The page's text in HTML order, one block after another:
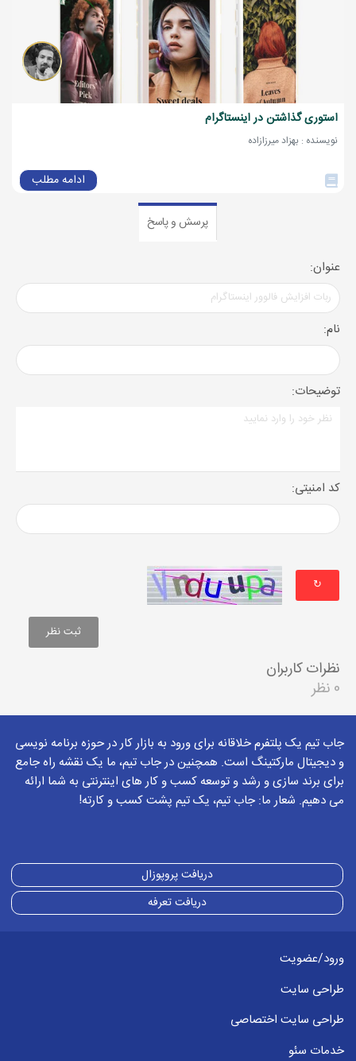
استوری گذاشتن در اینستاگرام
نویسنده : بهزاد میرزازاده
ادامه مطلب
پرسش و پاسخ
عنوان:
نام:
توضیحات:
کد امنیتی:
↻
نظرات کاربران
0 نظر
جاب تیم یک پلتفرم خلاقانه برای ورود به بازار کار در حوزه برنامه نویسی
و دیجیتال مارکتینگ است. همچنین در جاب تیم، ما یک نقشه راه جامع
برای برند سازی و رشد و توسعه کسب و کار های اینترنتی به شما ارائه
می دهیم. شعار ما: جاب تیم، یک تیم پشت کسب و کارته!
دریافت پروپوزال
دریافت تعرفه
ورود/عضویت
طراحی سایت
طراحی سایت اختصاصی
خدمات سئو